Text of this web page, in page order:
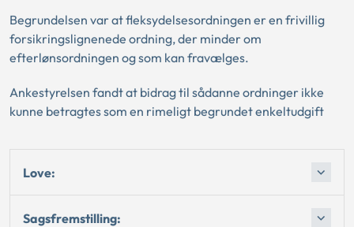
Begrundelsen var at fleksydelsesordningen er en frivillig
forsikringslignenede ordning, der minder om
efterlønsordningen og som kan fravælges.
Ankestyrelsen fandt at bidrag til sådanne ordninger ikke
kunne betragtes som en rimeligt begrundet enkeltudgift
Love:
Sagsfremstilling: